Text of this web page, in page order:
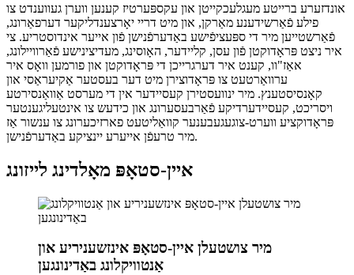
אונדזערע ברייטע מעגלעכקייטן און עקספּערטיז קענען ווערן געווענדט צו
פילע פֿאַרשידענע מאַרקן, און מיט דריי יאָרצענדליקער דערפאַרונג,
פֿאַרשטייען מיר די ספּעציפֿישע באַדערפֿנישן פֿון אייער אינדוסטריע. צי
איר ניצט פּראָדוקטן פֿון עסן, קליידער, האָוסינג, מעדיצינישע פֿאַרוויילונג,
אאַז"וו, קענט איר דערגרייכן די פּראָדוקטן און פורמען וואָס איר
ערוואַרטעט צו פּראָדוצירן מיט דער בעסטער אַקיעראַסי און
קאָנסיסטענץ. מיר ינוועסטירן קעסיידער אין די מערסט אַוואַנסירטע
ויסריכט, קעסיידערדיקע פֿאַרבעסערונג און כידעש צו אינטעליגענטער
פּראָדוקציע ווערט-צוגעגעבענער קוואַליטעט פארזיכערונג צו ענשור אַז
מיר טרעפֿן אייערע יינציקע באַדערפֿנישן.
איין-סטאָפּ מאָלדינג לייזונג
מיר צושטעלן איין-סטאָפּ אינזשעניריע און
אַנטוויקלונג באַדינונגען